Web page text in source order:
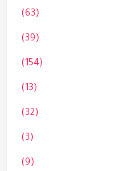
(63)
(39)
(154)
(13)
(32)
(3)
(9)